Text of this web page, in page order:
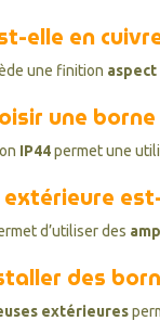
elle en
une finition aspect
une
IP44permet une
d’utiliser des
des
extérieures